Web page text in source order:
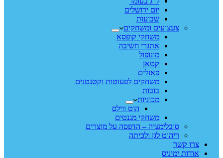
יום ירושלים
שבועות
צעצועים ומשחקים
משחקי קופסא
אתגרי חשיבה
מונופול
קטאן
פאזלים
משחקים לפעוטות וקטנטנים
בובות
מכוניות
הוט ווילס
משחקי מגנטים
סובלימציה – הדפסה על מוצרים
ריהוט לגן ולכיתה
צרו קשר
אודות ימיניס